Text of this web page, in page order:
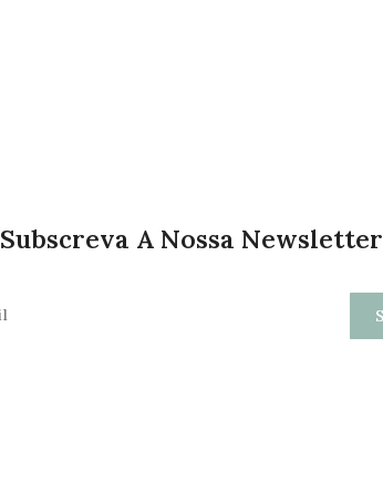
Subscreva A Nossa Newsletter